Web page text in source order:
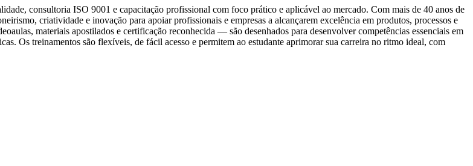
consultoria ISO 9001 e capacitação profissional com foco prático e aplicável ao mercado. Com mais de 40 anos de
criatividade e inovação para apoiar profissionais e empresas a alcançarem excelência em produtos, processos e
materiais apostilados e certificação reconhecida — são desenhados para desenvolver competências essenciais em
Os treinamentos são flexíveis, de fácil acesso e permitem ao estudante aprimorar sua carreira no ritmo ideal, com